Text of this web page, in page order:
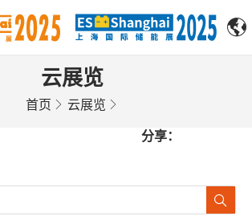
云展览
首页 云展览
分享：